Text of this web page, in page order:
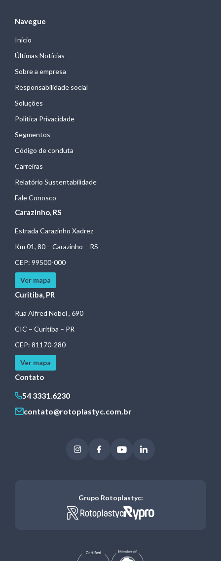
Navegue
Início
Últimas Notícias
Sobre a empresa
Responsabilidade social
Soluções
Politica Privacidade
Segmentos
Código de conduta
Carreiras
Relatório Sustentabilidade
Fale Conosco
Carazinho, RS
Estrada Carazinho Xadrez
Km 01, 80 – Carazinho – RS
CEP: 99500-000
Ver mapa
Curitiba, PR
Rua Alfred Nobel , 690
CIC – Curitiba – PR
CEP: 81170-280
Ver mapa
Contato
54 3331.6230
contato@rotoplastyc.com.br
InstagramFacebookYoutubeLinkedIn
Grupo Rotoplastyc: